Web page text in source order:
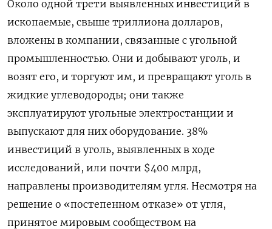
Около одной трети выявленных инвестиций в
ископаемые, свыше триллиона долларов,
вложены в компании, связанные с угольной
промышленностью. Они и добывают уголь, и
возят его, и торгуют им, и превращают уголь в
жидкие углеводороды; они также
эксплуатируют угольные электростанции и
выпускают для них оборудование. 38%
инвестиций в уголь, выявленных в ходе
исследований, или почти $400 млрд,
направлены производителям угля. Несмотря на
решение о «постепенном отказе» от угля,
принятое мировым сообществом на